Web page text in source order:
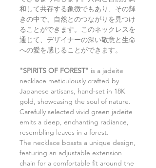
和して共存する象徴でもあり、その輝
きの中で、自然とのつながりを見つけ
ることができます。このネックレスを
通じて、デザイナーの深い敬意と生命
への愛を感じることができます。
"SPIRITS OF FOREST" is a jadeite
necklace meticulously crafted by
Japanese artisans, hand-set in 18K
gold, showcasing the soul of nature.
Carefully selected vivid green jadeite
emits a deep, enchanting radiance,
resembling leaves in a forest.
The necklace boasts a unique design,
featuring an adjustable extension
chain for a comfortable fit around the